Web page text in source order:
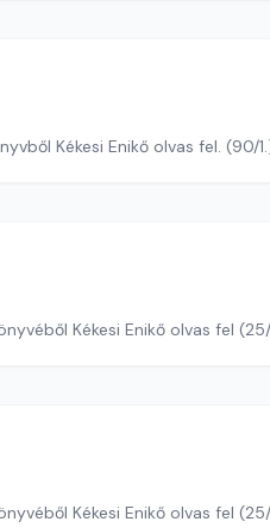
Romano Guardini: Az imádság iskolájában című könyvből Kékesi Enikő
Kékesi Enikő olvas fel
Kékesi Enikő olvas fel